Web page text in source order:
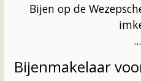
Bijen op de
...
Bijenmakelaar